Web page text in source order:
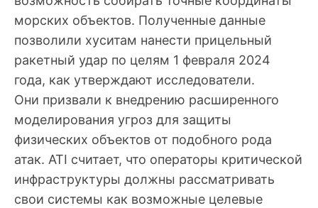
морских объектов. Полученные данные
позволили хуситам нанести прицельный
ракетный удар по целям 1 февраля 2024
года, как утверждают исследователи.
Они призвали к внедрению расширенного
моделирования угроз для защиты
физических объектов от подобного рода
атак. ATI считает, что операторы критической
инфраструктуры должны рассматривать
свои системы как возможные целевые